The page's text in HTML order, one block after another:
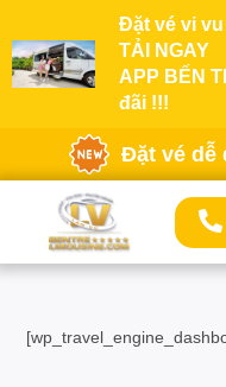
Đặt vé vi vu
TẢI NGAY
APP BẾN
đãi !!!
Đặt vé dễ